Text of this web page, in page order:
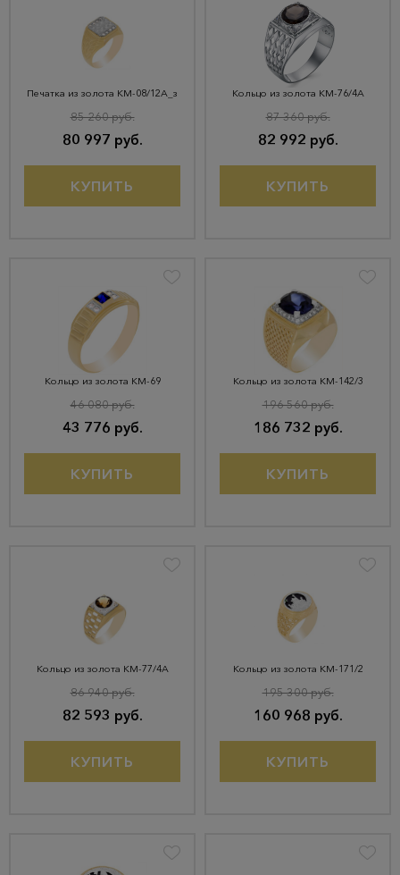
Печатка из золота КМ-08/12А_з
80 997 руб.
85 260 руб.
КУПИТЬ
Кольцо из золота КМ-76/4А
82 992 руб.
87 360 руб.
КУПИТЬ
Кольцо из золота КМ-69
43 776 руб.
46 080 руб.
КУПИТЬ
Кольцо из золота КМ-142/3
186 732 руб.
196 560 руб.
КУПИТЬ
Кольцо из золота КМ-77/4А
82 593 руб.
86 940 руб.
КУПИТЬ
Кольцо из золота КМ-171/2
160 968 руб.
195 300 руб.
КУПИТЬ